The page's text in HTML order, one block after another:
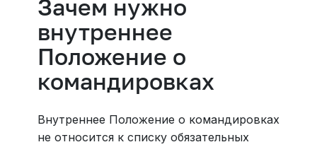
Зачем нужно
внутреннее
Положение о
командировках
Внутреннее Положение о командировках
не относится к списку обязательных